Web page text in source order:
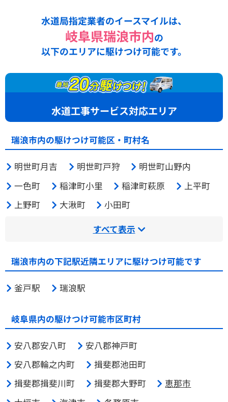
水道局指定業者のイースマイルは、
岐阜県瑞浪市内の
以下のエリアに駆けつけ可能です。
水道工事サービス対応エリア
瑞浪市内の駆けつけ可能区・町村名
明世町月吉 明世町戸狩
明世町山野内
一色町
稲津町小里 稲津町萩原
上平町
上野町
大湫町
小田町
すべて表示
瑞浪市内の下記駅近隣エリアに駆けつけ可能です
釜戸駅 瑞浪駅
岐阜県内の駆けつけ可能市区町村
安八郡安八町
安八郡神戸町
安八郡輪之内町
揖斐郡池田町
揖斐郡揖斐川町
揖斐郡大野町
恵那市